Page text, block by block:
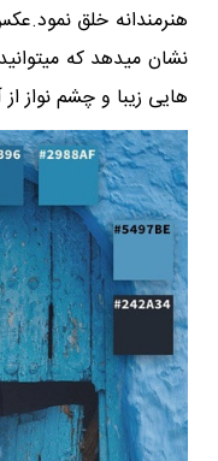
هنرمندانه خلق
نشان میدهد که
هایی زیبا و چشم نواز از